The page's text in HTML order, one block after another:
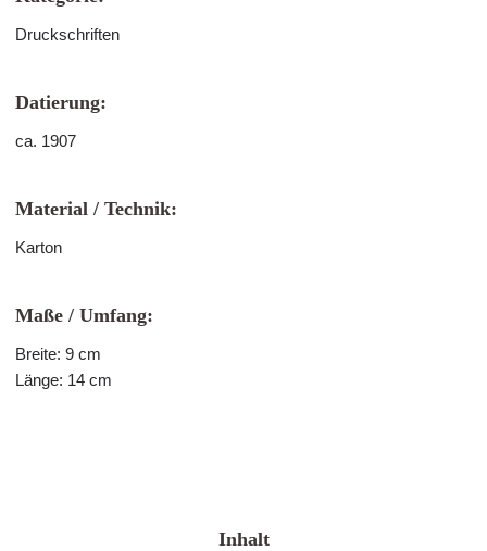
Druckschriften
Datierung:
ca. 1907
Material / Technik:
Karton
Maße / Umfang:
Breite: 9 cm
Länge: 14 cm
Inhalt